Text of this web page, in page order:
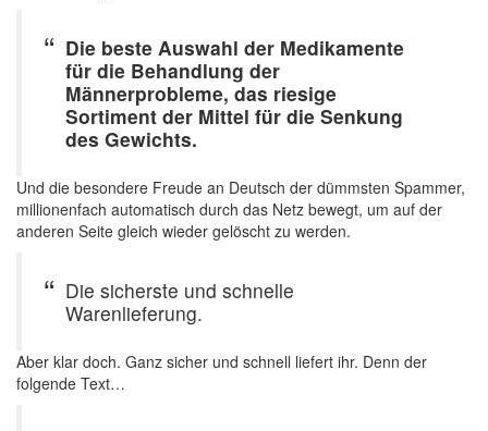
Die beste Auswahl der Medikamente
für die Behandlung der
Männerprobleme, das riesige
Sortiment der Mittel für die Senkung
des Gewichts.
Und die besondere Freude an Deutsch der dümmsten Spammer,
millionenfach automatisch durch das Netz bewegt, um auf der
anderen Seite gleich wieder gelöscht zu werden.
Die sicherste und schnelle
Warenlieferung.
Aber klar doch. Ganz sicher und schnell liefert ihr. Denn der
folgende Text…